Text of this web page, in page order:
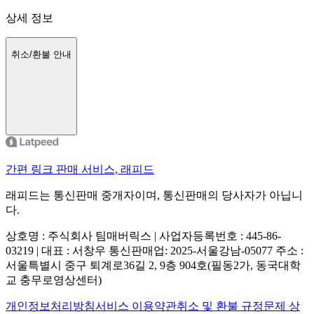
상세 정보
취소/환불 안내
간편 링크 판매 서비스, 래피드
래피드는 통신판매 중개자이며, 통신판매의 당사자가 아닙니
다.
상호명 : 주식회사 팀매버릭스 | 사업자등록번호 : 445-86-
03219 | 대표 : 서창우 통신판매업: 2025-서울강남-05077 주소 :
서울특별시 중구 퇴계로36길 2, 9층 904호(필동2가, 동국대학
교 충무로영상센터)
개인정보처리방침서비스 이용약관취소 및 환불 규정문제 상